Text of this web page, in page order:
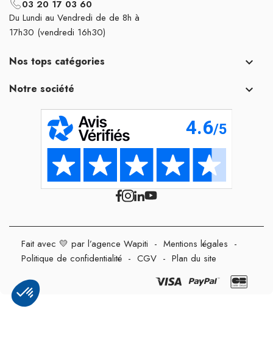
03 20 17 03 60
Du Lundi au Vendredi de de 8h à
17h30 (vendredi 16h30)
Nos tops catégories 
Notre société 
Fait avec 💛 par l’agence Wapiti - Mentions légales -
Politique de confidentialité - CGV - Plan du site